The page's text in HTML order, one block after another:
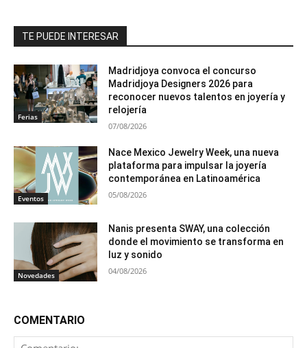
TE PUEDE INTERESAR
Ferias
Madridjoya convoca el concurso
Madridjoya Designers 2026 para
reconocer nuevos talentos en joyería y
relojería
07/08/2026
Eventos
Nace Mexico Jewelry Week, una nueva
plataforma para impulsar la joyería
contemporánea en Latinoamérica
05/08/2026
Novedades
Nanis presenta SWAY, una colección
donde el movimiento se transforma en
luz y sonido
04/08/2026
COMENTARIO